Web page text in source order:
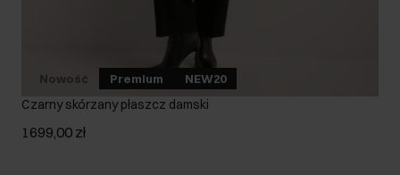
Nowość Premium NEW20
Czarny skórzany płaszcz damski
1699,00 zł